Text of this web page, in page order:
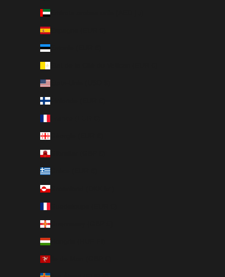
Espagne (EUR €)
Estonie (EUR €)
États-Unis (USD $)
Finlande (EUR €)
Géorgie (EUR €)
Gibraltar (GBP £)
Grèce (EUR €)
Groenland (DKK kr.)
Guernesey (GBP £)
Hongrie (HUF Ft)